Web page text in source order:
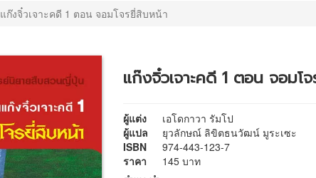
แก๊งจิ๋วเจาะคดี 1 ตอน จอมโจรยี่สิบหน้า
แก๊งจิ๋วเจาะคดี 1 ตอน จอมโ
ผู้แต่ง
เอโดกาวา รัมโป
ผู้แปล
ยุวลักษณ์ ลิขิตธนวัฒน์ มูระเซะ
ISBN
974-443-123-7
ราคา
145 บาท